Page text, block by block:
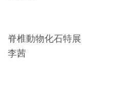
脊椎動物化石特展
李茜